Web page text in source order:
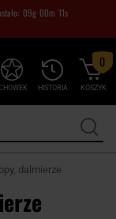
09g 00m 09s
HISTORIA KOSZYK
0
dalmierze